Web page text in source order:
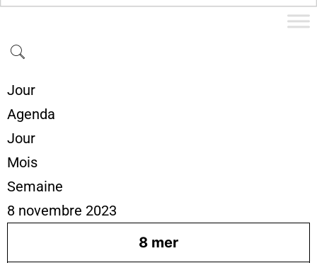
Jour
Agenda
Jour
Mois
Semaine
8 novembre 2023
8 mer